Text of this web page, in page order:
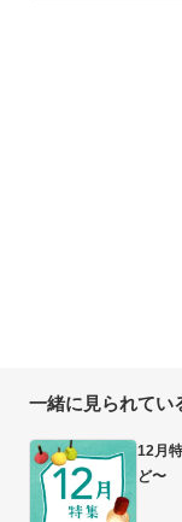
一緒に見られてい
12月
ど〜